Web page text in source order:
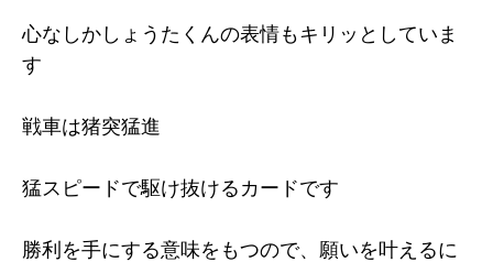
心なしかしょうたくんの表情もキリッとしていま
す
戦車は猪突猛進
猛スピードで駆け抜けるカードです
勝利を手にする意味をもつので、願いを叶えるに